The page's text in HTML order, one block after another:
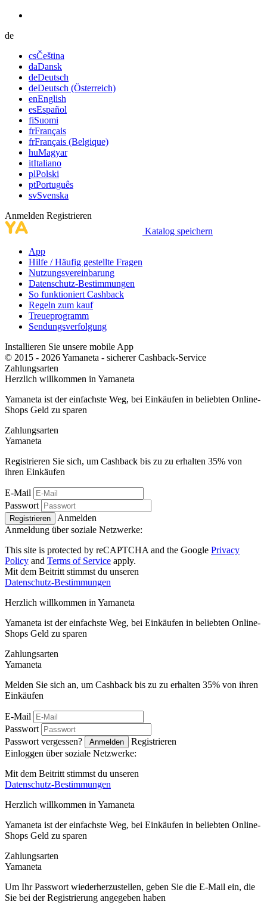
de
csČeština
daDansk
deDeutsch
deDeutsch (Österreich)
enEnglish
esEspañol
fiSuomi
frFrançais
frFrançais (Belgique)
huMagyar
itItaliano
plPolski
ptPortuguês
svSvenska
Anmelden Registrieren
Katalog speichern
App
Hilfe / Häufig gestellte Fragen
Nutzungsvereinbarung
Datenschutz-Bestimmungen
So funktioniert Cashback
Regeln zum kauf
Treueprogramm
Sendungsverfolgung
Installieren Sie unsere mobile App
© 2015 - 2026 Yamaneta - sicherer Cashback-Service
Zahlungsarten
Herzlich willkommen in Yamaneta
Yamaneta ist der einfachste Weg, bei Einkäufen in beliebten Online-
Shops Geld zu sparen
Zahlungsarten
Yamaneta
Registrieren Sie sich, um Cashback bis zu zu erhalten 35% von
ihren Einkäufen
E-Mail
Passwort
Registrieren
Anmelden
Anmeldung über soziale Netzwerke:
This site is protected by reCAPTCHA and the Google Privacy
Policy and Terms of Service apply.
Mit dem Beitritt stimmst du unseren
Datenschutz-Bestimmungen
Herzlich willkommen in Yamaneta
Yamaneta ist der einfachste Weg, bei Einkäufen in beliebten Online-
Shops Geld zu sparen
Zahlungsarten
Yamaneta
Melden Sie sich an, um Cashback bis zu zu erhalten 35% von ihren
Einkäufen
E-Mail
Passwort
Passwort vergessen?
Anmelden
Registrieren
Einloggen über soziale Netzwerke:
Mit dem Beitritt stimmst du unseren
Datenschutz-Bestimmungen
Herzlich willkommen in Yamaneta
Yamaneta ist der einfachste Weg, bei Einkäufen in beliebten Online-
Shops Geld zu sparen
Zahlungsarten
Yamaneta
Um Ihr Passwort wiederherzustellen, geben Sie die E-Mail ein, die
Sie bei der Registrierung angegeben haben